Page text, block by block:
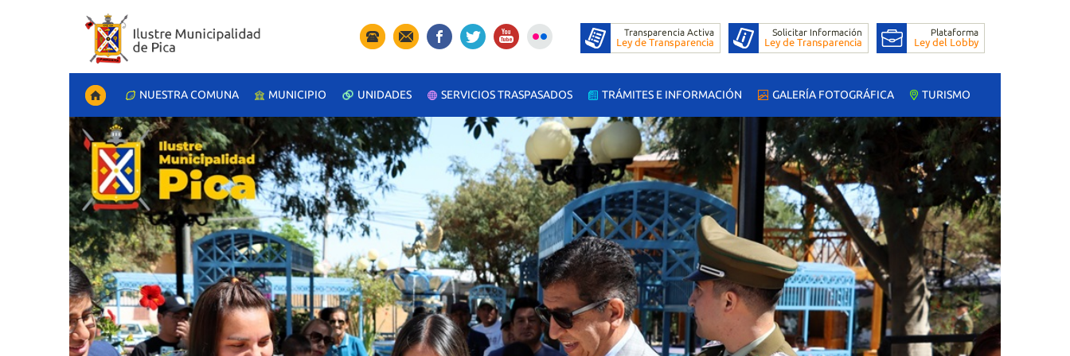
NUESTRA COMUNA MUNICIPIO UNIDADES SERVICIOS TRASPASADOS TRÁMITES E INFORMACIÓN GALERÍA FOTOGRÁFICA TURISMO